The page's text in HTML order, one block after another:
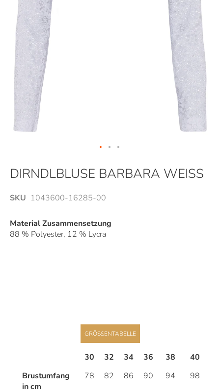
DIRNDLBLUSE BARBARA WEISS
SKU 1043600-16285-00
Material Zusammensetzung
88 % Polyester, 12 % Lycra
Anfang
der
Bildergalerie
springen
GRÖSSENTABELLE
30 32 34 36 38 40
Brustumfang
in cm
78 82 86 90 94 98